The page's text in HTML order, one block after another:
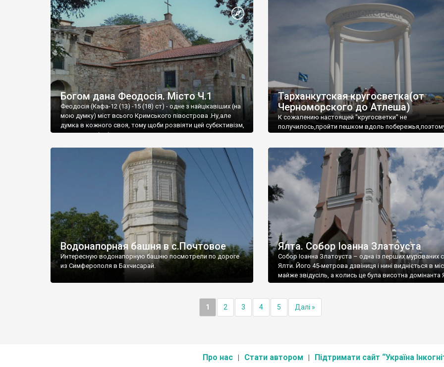
Богом дана Феодосія. Місто Ч.1
Феодосія (Кафа-12 (13) -15 (18) ст) - одне з найцікавіших (на
мою думку) міст всього Кримського півострова .Ну,але
думка в кожного своя, тому щоби розвіяти цей субєктивізм,
запрошую відвідати це
Тарханкутская кругосветка(от
Черноморского до Атлеша)
К сожалению настоящей "кругосветки" не
получилось,пройти пешком вдоль
Водонапорная башня в с.Почтовое
Интересную водонапорную башню посмотрели по дороге
из Симферополя в Бахчисарай.
Ялта. Собор Іоанна Златоуста
Собор Іоанна Златоуста – одна із перших мурованих
Ялти. Його 45-метрова дзвіниця і нині видніється в
майже звідусіль, а колись це була висотна домінанта
1 2 3 4 5 Далі »
Про нас Стати автором Підтримати сайт “Україна